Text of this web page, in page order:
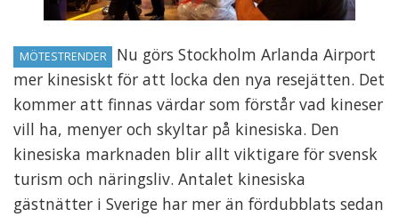
MÖTESTRENDER
Nu görs Stockholm Arlanda Airport
mer kinesiskt för att locka den nya resejätten. Det
kommer att finnas värdar som förstår vad kineser
vill ha, menyer och skyltar på kinesiska. Den
kinesiska marknaden blir allt viktigare för svensk
turism och näringsliv. Antalet kinesiska
gästnätter i Sverige har mer än fördubblats sedan